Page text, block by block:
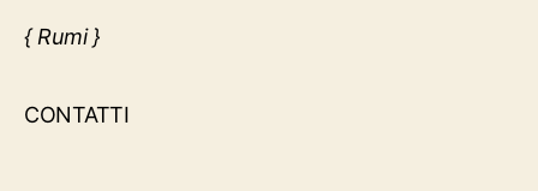
{ Rumi }
CONTATTI